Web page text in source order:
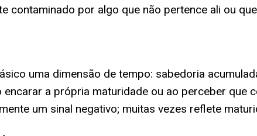
contaminado por algo que não pertence ali ou
uma dimensão de tempo: sabedoria
a própria maturidade ou ao perceber que
um sinal negativo; muitas vezes reflete